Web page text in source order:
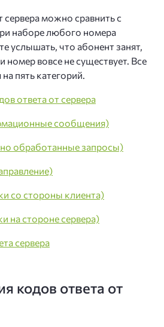
сервера можно сравнить с
наборе любого номера
услышать, что абонент занят,
номер вовсе не существует. Все
пять категорий.
ответа от сервера
сообщения)
обработанные запросы)
со стороны клиента)
на стороне сервера)
сервера
кодов ответа от